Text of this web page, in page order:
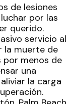
de lesiones
por las
querido.
servicio al
la muerte de
por menos de
una
la carga